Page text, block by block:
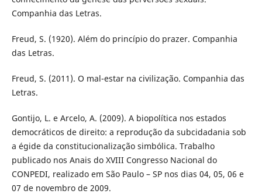
Companhia das Letras.
Freud, S. (1920). Além do princípio do prazer. Companhia
das Letras.
Freud, S. (2011). O mal-estar na civilização. Companhia das
Letras.
Gontijo, L. e Arcelo, A. (2009). A biopolítica nos estados
democráticos de direito: a reprodução da subcidadania sob
a égide da constitucionalização simbólica. Trabalho
publicado nos Anais do XVIII Congresso Nacional do
CONPEDI, realizado em São Paulo – SP nos dias 04, 05, 06 e
07 de novembro de 2009.